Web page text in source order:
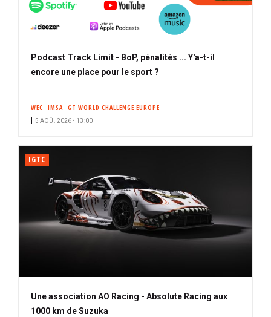
Podcast Track Limit - BoP, pénalités ... Y'a-t-il
encore une place pour le sport ?
WEC IMSA GT WORLD CHALLENGE EUROPE
5 AOÛ. 2026 • 13:00
IGTC
Une association AO Racing - Absolute Racing aux
1000 km de Suzuka